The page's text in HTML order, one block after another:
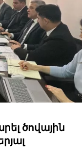
ծովային